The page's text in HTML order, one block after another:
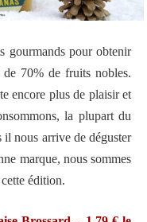
gourmands pour obtenir
70% de fruits nobles.
encore plus de plaisir et
la plupart du
il nous arrive de déguster
marque, nous sommes
édition.